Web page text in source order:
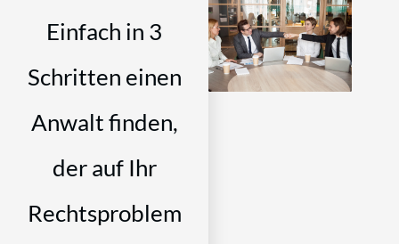
Einfach in 3
Schritten einen
Anwalt finden,
der auf Ihr
Rechtsproblem